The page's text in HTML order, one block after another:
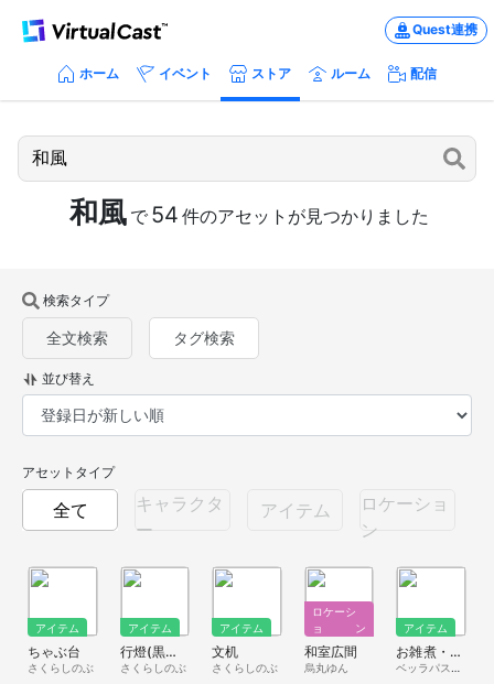
Quest連携
ホーム イベント ストア ルーム 配信
和風 で 54 件のアセットが見つかりました
検索タイプ
全文検索 タグ検索
並び替え
アセットタイプ
全て
キャラクタ
ー
アイテム
ロケーショ
ン
アイテム
ちゃぶ台
さくらしのぶ
アイテム
行燈(黒百合)
さくらしのぶ
アイテム
文机
さくらしのぶ
ロケーシ
ョン
和室広間
烏丸ゆん
アイテム
お雑煮・おしるこ【ベッライート】